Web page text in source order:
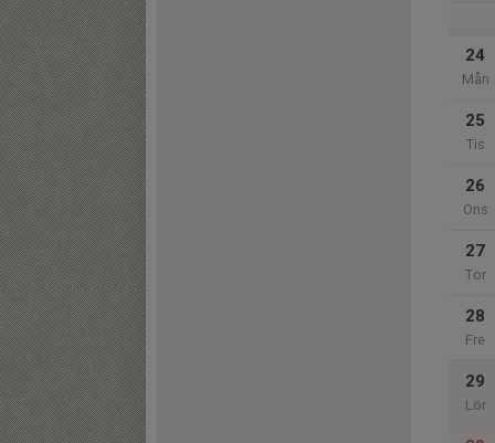
24
Mån
25
Tis
26
Ons
27
Tor
28
Fre
29
Lör